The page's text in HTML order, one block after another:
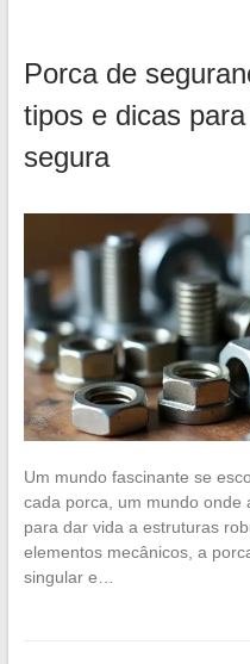
Porca de
tipos e dicas
segura
Um mundo fascinante se
cada porca, um mundo onde
para dar vida a estruturas
elementos mecânicos, a
singular e…